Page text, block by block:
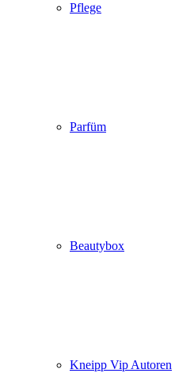
Pflege
Parfüm
Beautybox
Kneipp Vip Autoren